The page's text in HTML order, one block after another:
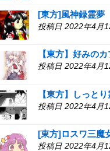
[東方]風神録霊夢
投稿日 2022年4月
【東方】好みの
投稿日 2022年4月
【東方】しっと
投稿日 2022年4月
[東方]ロスワ三魔
投稿日 2022年4月